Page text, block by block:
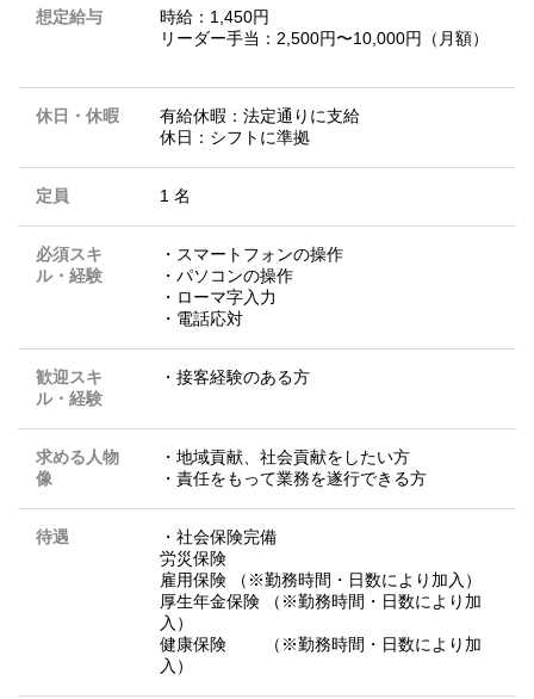
想定給与
時給：1,450円
リーダー手当：2,500円〜10,000円（月額）
休日・休暇
有給休暇：法定通りに支給
休日：シフトに準拠
定員 1 名
必須スキ
ル・経験
・スマートフォンの操作
・パソコンの操作
・ローマ字入力
・電話応対
歓迎スキ
ル・経験
・接客経験のある方
求める人物
像
・地域貢献、社会貢献をしたい方
・責任をもって業務を遂行できる方
待遇
・社会保険完備
労災保険
雇用保険 （※勤務時間・日数により加入）
厚生年金保険 （※勤務時間・日数により加
入）
健康保険 （※勤務時間・日数により加
入）